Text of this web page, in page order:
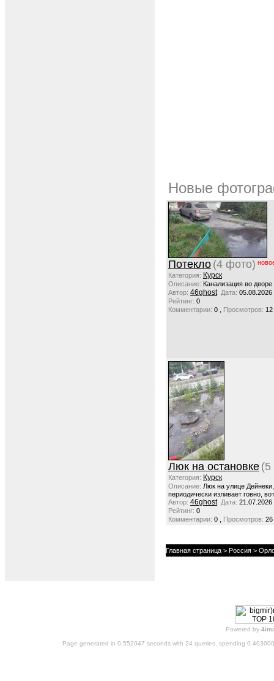
Новые
Потекло (4 фото)
Категория: Курск
Описание: Канализация во
Автор: 46ghost Дата: 05.08.2026
Рейтинг: 0
Комментарии: 0 , Просмотров: 12
Люк на остановке (5
Категория: Курск
Описание: Люк на улице
периодически изливает говно,
Автор: 46ghost Дата: 21.07.2026
Рейтинг: 0
Комментарии: 0 , Просмотров: 26
Главная страница > Россия >
Powered by
Page generated in 0.552047 seconds with 24 queries, spending